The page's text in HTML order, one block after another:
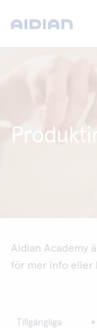
Aidian Academy
för mer info eller
Tillgängliga